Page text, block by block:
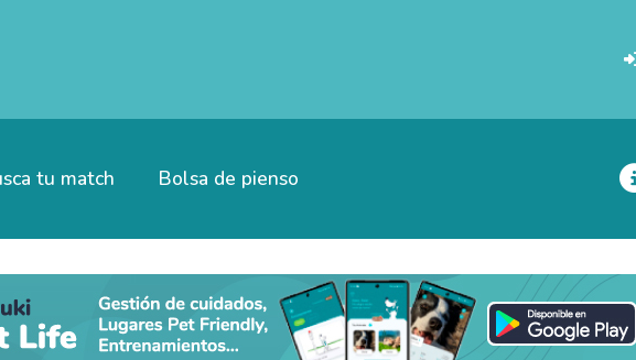
tu match Bolsa de pienso